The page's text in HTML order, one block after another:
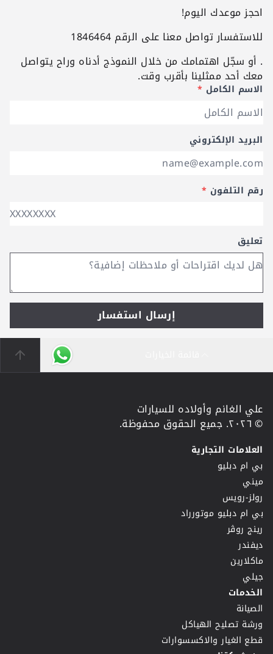
احجز موعدك اليوم!
للاستفسار تواصل معنا على الرقم 1846464
. أو سجّل اهتمامك من خلال النموذج أدناه وراح يتواصل
معك أحد ممثلينا بأقرب وقت.
الاسم الكامل *
البريد الإلكتروني
رقم التلفون *
تعليق
إرسال استفسار
علي الغانم وأولاده للسيارات
© ٢٠٢٦. جميع الحقوق محفوظة.
العلامات التجارية
بي ام دبليو
ميني
رولز-رويس
بي ام دبليو موتورراد
رينج روڤر
ديفندر
ماكلارين
جيلي
الخدمات
الصيانة
ورشة تصليح الهياكل
قطع الغيار والاكسسوارات